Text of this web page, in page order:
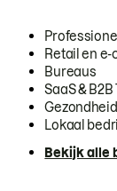
Retail en
Bureaus
SaaS & B2B
Lokaal
Bekijk alle